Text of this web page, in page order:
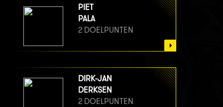
PIET
PALA
2 DOELPUNTEN
DIRK-JAN
DERKSEN
2 DOELPUNTEN